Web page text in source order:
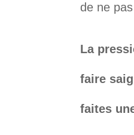
de ne
La
faire
faites